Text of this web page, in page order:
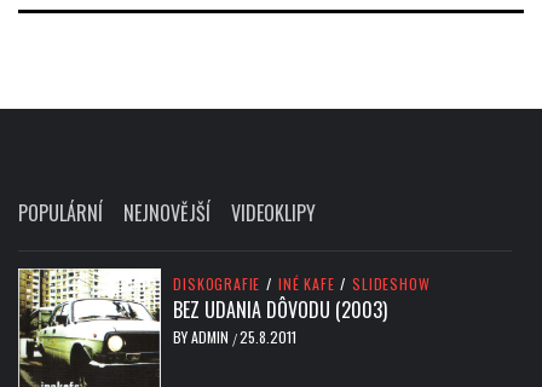
POPULÁRNÍ NEJNOVĚJŠÍ VIDEOKLIPY
DISKOGRAFIE / INÉ KAFE / SLIDESHOW
BEZ UDANIA DÔVODU (2003)
BYADMIN /25.8.2011